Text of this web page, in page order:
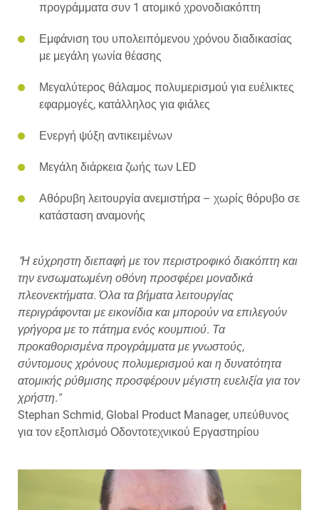
προγράμματα συν 1 ατομικό χρονοδιακόπτη
Εμφάνιση του υπολειπόμενου χρόνου διαδικασίας
με μεγάλη γωνία θέασης
Μεγαλύτερος θάλαμος πολυμερισμού για ευέλικτες
εφαρμογές, κατάλληλος για φιάλες
Ενεργή ψύξη αντικειμένων
Μεγάλη διάρκεια ζωής των LED
Αθόρυβη λειτουργία ανεμιστήρα – χωρίς θόρυβο σε
κατάσταση αναμονής
"Η εύχρηστη διεπαφή με τον περιστροφικό διακόπτη και
την ενσωματωμένη οθόνη προσφέρει μοναδικά
πλεονεκτήματα. Όλα τα βήματα λειτουργίας
περιγράφονται με εικονίδια και μπορούν να επιλεγούν
γρήγορα με το πάτημα ενός κουμπιού. Τα
προκαθορισμένα προγράμματα με γνωστούς,
σύντομους χρόνους πολυμερισμού και η δυνατότητα
ατομικής ρύθμισης προσφέρουν μέγιστη ευελιξία για τον
χρήστη."
Stephan Schmid, Global Product Manager, υπεύθυνος
για τον εξοπλισμό Οδοντοτεχνικού Εργαστηρίου